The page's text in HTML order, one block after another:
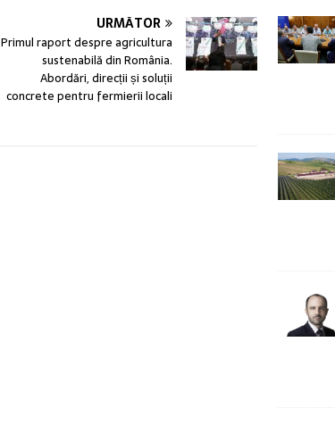
URMĂTOR
Primul raport despre agricultura
sustenabilă din România.
Abordări, direcții și soluții
concrete pentru fermierii locali